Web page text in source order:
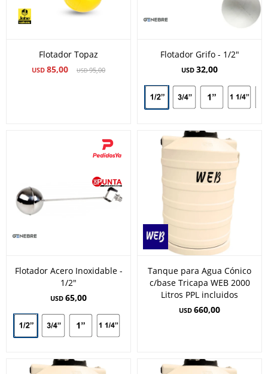
Flotador Topaz
USD 85,00 USD95,00
Flotador Grifo - 1/2"
USD 32,00
Flotador Acero Inoxidable -
1/2"
USD 65,00
Tanque para Agua Cónico
c/base Tricapa WEB 2000
Litros PPL incluidos
USD 660,00